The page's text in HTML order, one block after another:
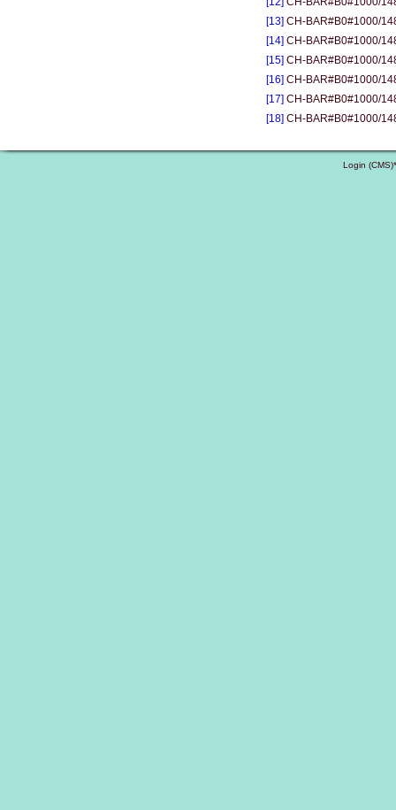
[13] CH-BAR#B0#1000/
[14] CH-BAR#B0#1000/
[15] CH-BAR#B0#1000/
[16] CH-BAR#B0#1000/
[17] CH-BAR#B0#1000/
[18] CH-BAR#B0#1000/
Login (CMS)*